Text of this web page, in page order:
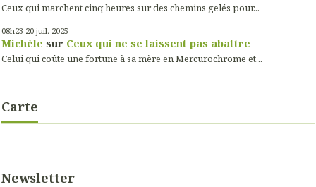
Ceux qui marchent cinq heures sur des chemins gelés pour...
08h23 20 juil. 2025
Michèle sur Ceux qui ne se laissent pas abattre
Celui qui coûte une fortune à sa mère en Mercurochrome et...
Carte
Newsletter